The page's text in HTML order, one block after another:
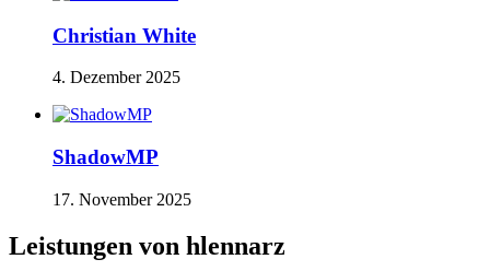
Christian White
4. Dezember 2025
ShadowMP
17. November 2025
Leistungen von hlennarz